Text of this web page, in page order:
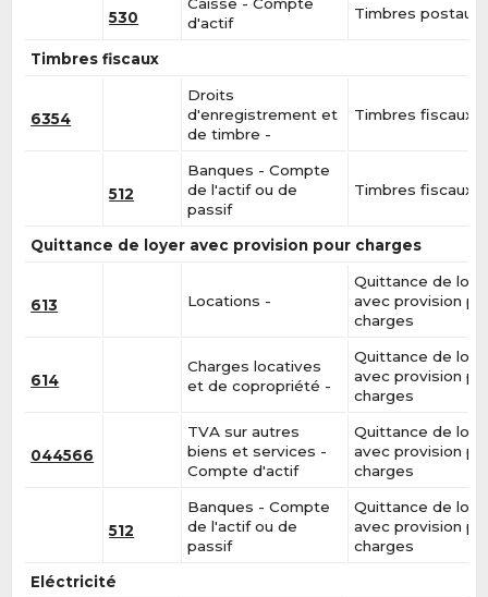
530
d'actif
Timbres postaux
Timbres fiscaux
6354
Droits
d'enregistrement et
de timbre -
Timbres fiscaux
512
Banques - Compte
de l'actif ou de
passif
Timbres fiscaux
Quittance de loyer avec provision pour charges
613 Locations -
Quittance de
avec provision
charges
614
Charges locatives
et de copropriété -
Quittance de
avec provision
charges
044566
TVA sur autres
biens et services -
Compte d'actif
Quittance de
avec provision
charges
512
Banques - Compte
de l'actif ou de
passif
Quittance de
avec provision
charges
Eléctricité